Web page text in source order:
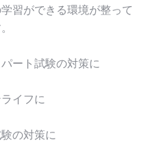
習ができる環境が整って
ート試験の対策に
イフに
の対策に